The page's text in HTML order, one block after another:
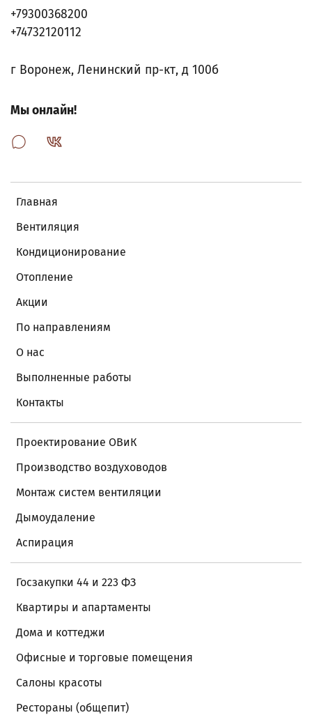
Главная
Вентиляция
Кондиционирование
Отопление
Акции
По направлениям
О нас
Выполненные работы
Контакты
Проектирование ОВиК
Производство воздуховодов
Монтаж систем вентиляции
Дымоудаление
Аспирация
Госзакупки 44 и 223 ФЗ
Квартиры и апартаменты
Дома и коттеджи
Офисные и торговые помещения
Салоны красоты
Рестораны (общепит)
+79300368200
+74732120112
г Воронеж, Ленинский пр-кт, д 100б
Мы онлайн!